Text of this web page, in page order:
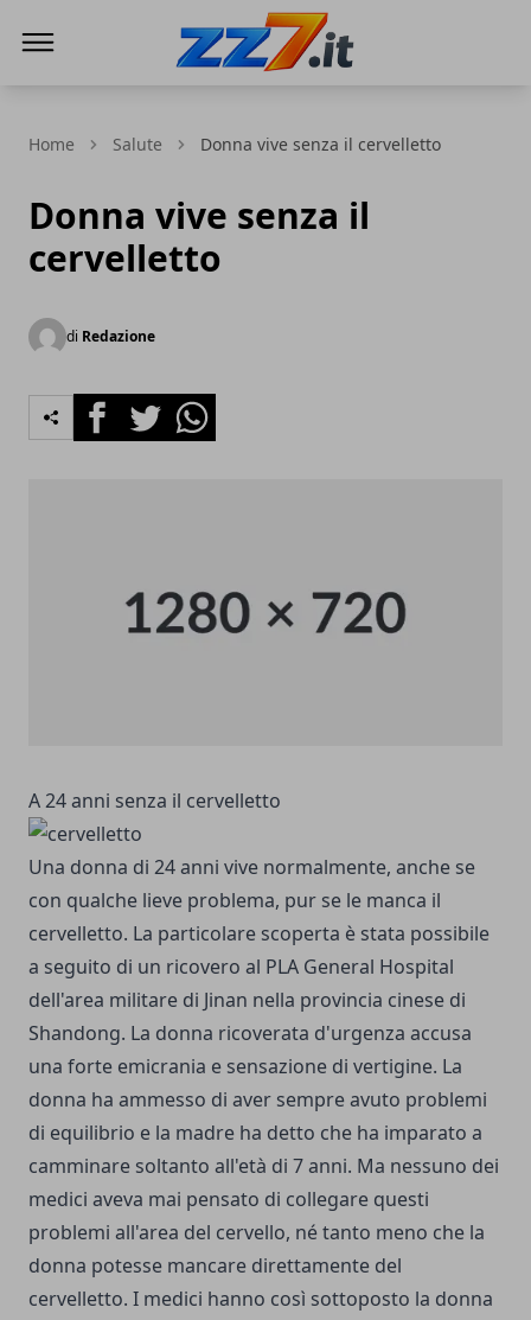
Home Salute Donna vive senza il cervelletto
Donna vive senza il
cervelletto
di Redazione
FacebookTwitterWhatsapp
A 24 anni senza il cervelletto
Una donna di 24 anni vive normalmente, anche se
con qualche lieve problema, pur se le manca il
cervelletto. La particolare scoperta è stata possibile
a seguito di un ricovero al PLA General Hospital
dell'area militare di Jinan nella provincia cinese di
Shandong. La donna ricoverata d'urgenza accusa
una forte emicrania e sensazione di vertigine. La
donna ha ammesso di aver sempre avuto problemi
di equilibrio e la madre ha detto che ha imparato a
camminare soltanto all'età di 7 anni. Ma nessuno dei
medici aveva mai pensato di collegare questi
problemi all'area del cervello, né tanto meno che la
donna potesse mancare direttamente del
cervelletto. I medici hanno così sottoposto la donna